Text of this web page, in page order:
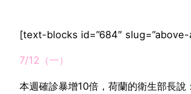
[text-blocks id=”684″ slug=”above-
7/12（一）
本週確診暴增10倍，荷蘭的衛生部長說